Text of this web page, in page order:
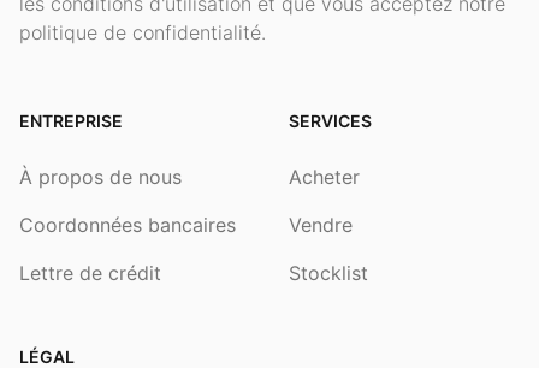
politique de confidentialité.
ENTREPRISE
À propos de nous
Coordonnées bancaires
Lettre de crédit
SERVICES
Acheter
Vendre
Stocklist
LÉGAL